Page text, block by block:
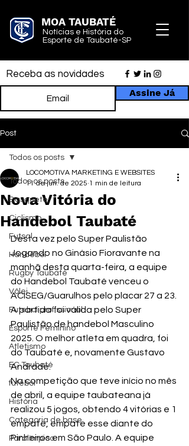
MOA TAUBATÉ
Notícias e História do
Esporte de Taubaté-SP
Receba as novidades
Assine Já
Post
Todos os posts
Basquete
Ciclismo
Futsal
Handebol
Rugby Taubaté
Vôlei
Futebol profissional
Esporte Feminino
Atletismo
EC Taubaté
futebol
História
Categoria de base
Paralímpico
Todos os posts
Nova Vitória do
Handebol Taubaté
LOCOMOTIVA MARKETING E WEBSITES
11 de jun. de 2025 1 min de leitura
Desta vez pelo Super Paulistão
Jogando no Ginásio Fioravante na
manhã desta quarta-feira, a equipe
do Handebol Taubaté venceu o
ACISEG/Guarulhos pelo placar 27 a 23.
A partida foi válida pelo Super
Paulistão de handebol Masculino
2025. O melhor atleta em quadra, foi
do Taubaté e, novamente Gustavo
Andrade.
Na competição que teve início no mês
de abril, a equipe taubateana já
realizou 5 jogos, obtendo 4 vitórias e 1
empate, empate esse diante do
Pinheiros em São Paulo. A equipe